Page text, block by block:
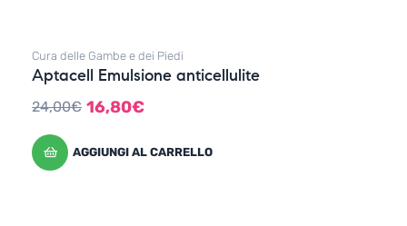
Cura delle Gambe e dei Piedi
Aptacell Emulsione anticellulite
24,00€ 16,80€
AGGIUNGI AL CARRELLO